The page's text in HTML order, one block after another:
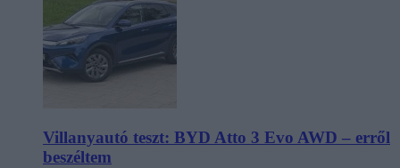
Villanyautó teszt: BYD Atto 3 Evo AWD – erről
beszéltem